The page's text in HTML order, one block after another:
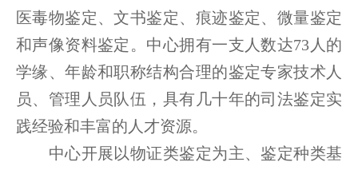
医毒物鉴定、文书鉴定、痕迹鉴定、微量鉴定
和声像资料鉴定。中心拥有一支人数达73人的
学缘、年龄和职称结构合理的鉴定专家技术人
员、管理人员队伍，具有几十年的司法鉴定实
践经验和丰富的人才资源。
中心开展以物证类鉴定为主、鉴定种类基